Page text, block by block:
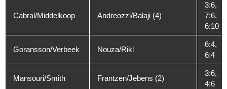
Cabral/Middelkoop Andreozzi/Balaji (4)
3:6,
7:6,
6:10
Goransson/Verbeek Nouza/Rikl
6:4,
6:4
Mansouri/Smith Frantzen/Jebens (2)
3:6,
4:6